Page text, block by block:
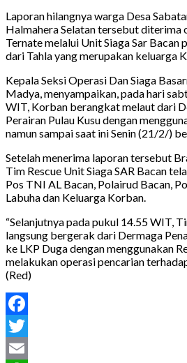
Laporan hilangnya warga Desa
Halmahera Selatan tersebut diterima
Ternate melalui Unit Siaga Sar Bacan
dari Tahla yang merupakan keluarga
Kepala Seksi Operasi Dan Siaga
Madya, menyampaikan, pada hari
WIT, Korban berangkat melaut dari
Perairan Pulau Kusu dengan
namun sampai saat ini Senin (21/2/)
Setelah menerima laporan tersebut
Tim Rescue Unit Siaga SAR Bacan
Pos TNI AL Bacan, Polairud Bacan,
Labuha dan Keluarga Korban.
“Selanjutnya pada pukul 14.55 WIT,
langsung bergerak dari Dermaga
ke LKP Duga dengan menggunakan
melakukan operasi pencarian
(Red)
Facebook
Twitter